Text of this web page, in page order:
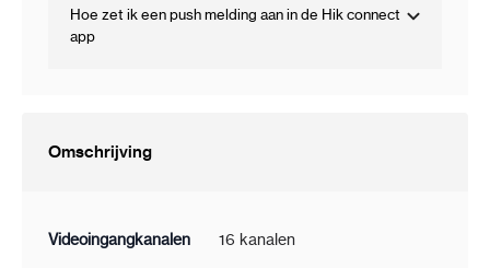
Hoe zet ik een push melding aan in de Hik connect
app
Omschrijving
Videoingangkanalen 16 kanalen